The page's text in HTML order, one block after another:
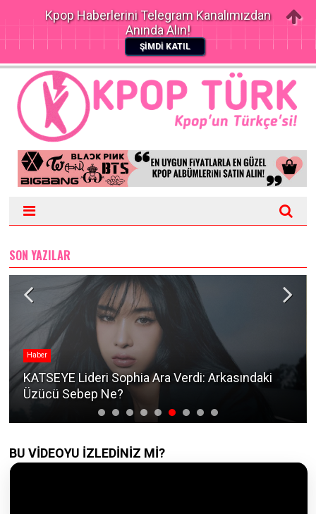
SON YAZILAR
Haber
KATSEYE Lideri Sophia Ara Verdi: Arkasındaki
Üzücü Sebep Ne?
BU VİDEOYU İZLEDİNİZ Mİ?
Kpop Haberlerini Telegram Kanalımızdan
Anında Alın!
ŞİMDİ KATIL